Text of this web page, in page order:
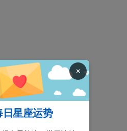
×
星座运势